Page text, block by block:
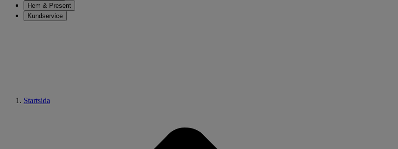
Hem & Present
Kundservice
Startsida